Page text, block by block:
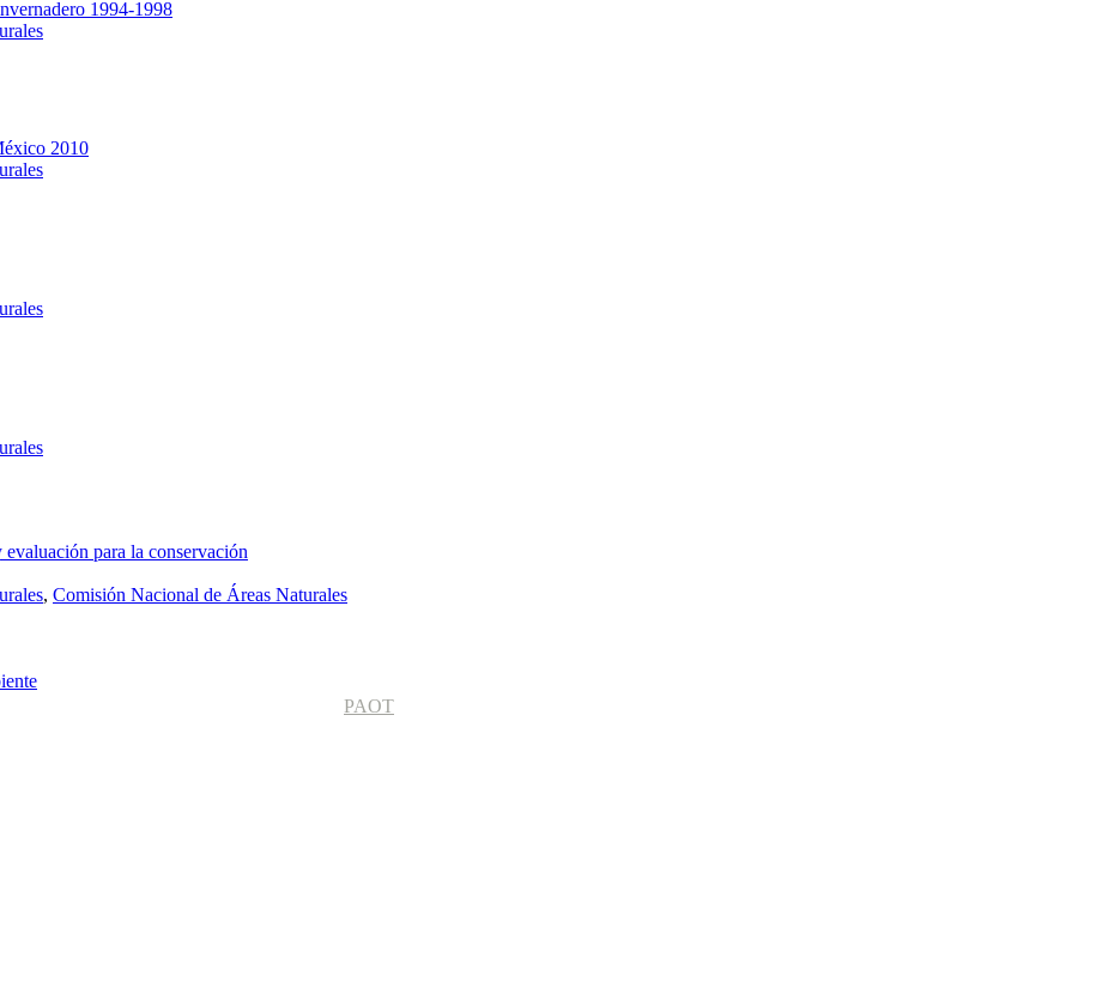
1994-1998
2010
para la conservación
, Comisión Nacional de Áreas Naturales
PAOT